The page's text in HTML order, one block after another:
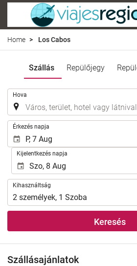
Home Los Cabos
Szállás Repülőjegy
Hova
Érkezés napja
Kijelentkezés napja
Kihasználtság
Kihasználtság
2 személyek, 1 Szoba
Keresés
Szállásajánlatok